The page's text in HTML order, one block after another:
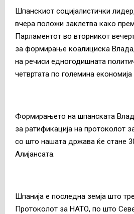
Шпанскиот социјалистички
вчера положи заклетва како
Парламентот во вторникот
за формирање коалициска
на речиси едногодишната
четвртата по големина
Формирањето на шпанската
за ратификација на протоколот
со што нашата држава ќе стане
Алијансата.
Шпанија е последна земја што
Протоколот за НАТО, по што